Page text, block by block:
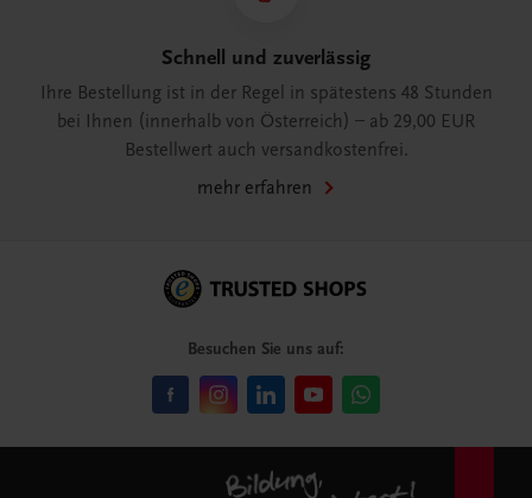
Schnell und zuverlässig
Ihre Bestellung ist in der Regel in spätestens 48 Stunden
bei Ihnen (innerhalb von Österreich) – ab 29,00 EUR
Bestellwert auch versandkostenfrei.
mehr erfahren
Besuchen Sie uns auf: